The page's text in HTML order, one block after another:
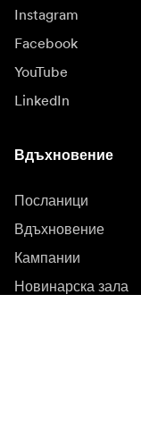
Instagram
Facebook
YouTube
LinkedIn
Вдъхновение
Посланици
Вдъхновение
Кампании
Новинарска зала